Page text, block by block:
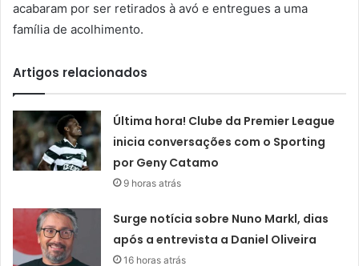
acabaram por ser retirados à avó e entregues a uma
família de acolhimento.
Artigos relacionados
Última hora! Clube da Premier League
inicia conversações com o Sporting
por Geny Catamo
9 horas atrás
Surge notícia sobre Nuno Markl, dias
após a entrevista a Daniel Oliveira
16 horas atrás